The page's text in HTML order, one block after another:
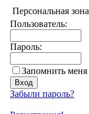
Персональная зона
Пользователь:
Пароль:
Запомнить меня
Забыли пароль?